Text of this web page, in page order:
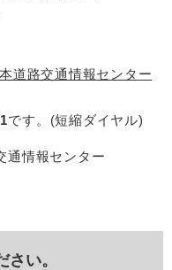
道路交通情報センター
です。(短縮ダイヤル)
通情報センター
い。